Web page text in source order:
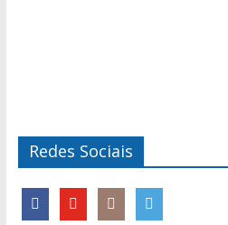
Redes Sociais